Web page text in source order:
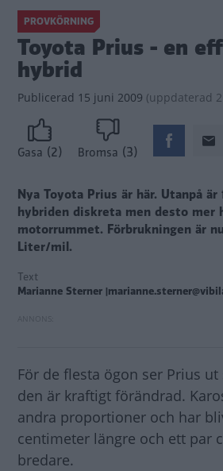
PROVKÖRNING
Toyota Prius - en
hybrid
Publicerad 15 juni 2009 (uppdaterad
Gasa (2) Bromsa (3)
Nya Toyota Prius är här. Utanpå
hybriden diskreta men desto mer
motorrummet. Förbrukningen är
Liter/mil.
Text
Marianne Sterner
För de flesta ögon ser Prius
den är kraftigt förändrad.
andra proportioner och har
centimeter längre och ett par
bredare.